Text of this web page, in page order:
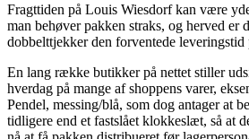
Fragttiden på Louis Wiesdorf kan være
man behøver pakken straks, og herved er
dobbelttjekker den forventede leveringstid
En lang række butikker på nettet stiller
hverdag på mange af shoppens varer,
Pendel, messing/blå, som dog antager at
tidligere end et fastslået klokkeslæt, så at